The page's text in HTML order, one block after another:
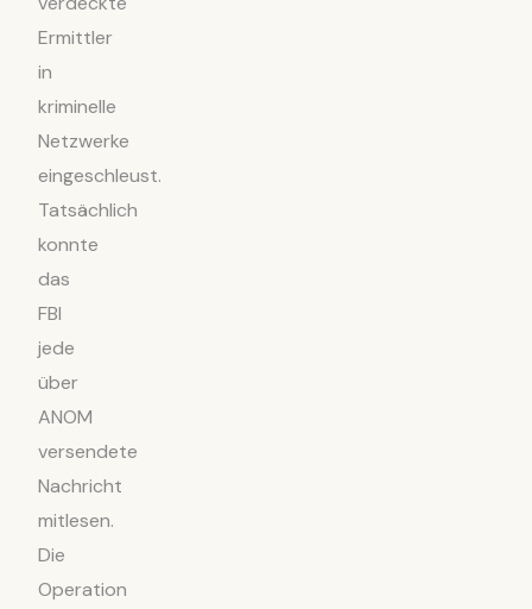
Ermittler
in
kriminelle
Netzwerke
eingeschleust.
Tatsächlich
konnte
das
FBI
jede
über
ANOM
versendete
Nachricht
mitlesen.
Die
Operation